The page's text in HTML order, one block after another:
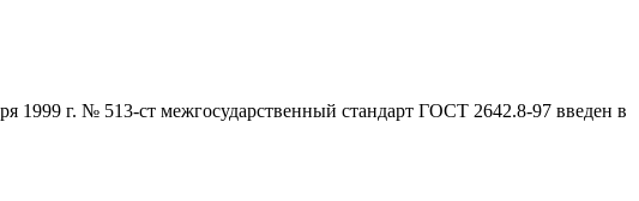
1999 г. № 513-ст межгосударственный стандарт ГОСТ 2642.8-97 введен в